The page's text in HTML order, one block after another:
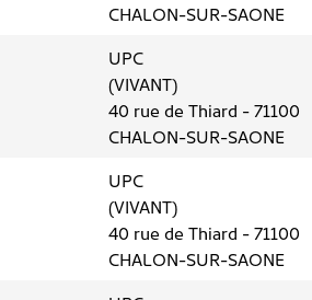
CHALON-SUR-SAONE
UPC
(VIVANT)
40 rue de Thiard - 71100
CHALON-SUR-SAONE
UPC
(VIVANT)
40 rue de Thiard - 71100
CHALON-SUR-SAONE